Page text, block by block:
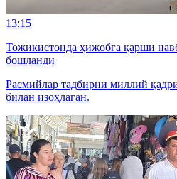
13:15
Тожикистонда ҳижобга қарши
бошланди
Расмийлар тадбирни миллий
билан изоҳлаган.